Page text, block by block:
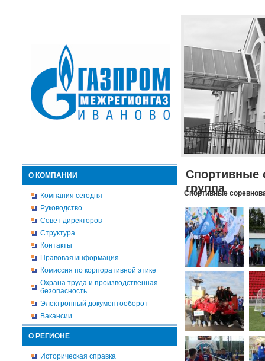
О КОМПАНИИ
Компания сегодня
Руководство
Совет директоров
Структура
Контакты
Правовая информация
Комиссия по корпоративной этике
Охрана труда и производственная
безопасность
Электронный документооборот
Вакансии
О РЕГИОНЕ
Историческая справка
Спортивные
группа
Спортивные